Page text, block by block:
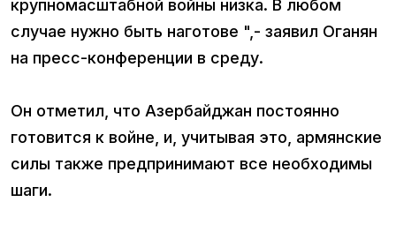
крупномасштабной войны низка. В любом
случае нужно быть наготове ",- заявил Оганян
на пресс-конференции в среду.
Он отметил, что Азербайджан постоянно
готовится к войне, и, учитывая это, армянские
силы также предпринимают все необходимы
шаги.